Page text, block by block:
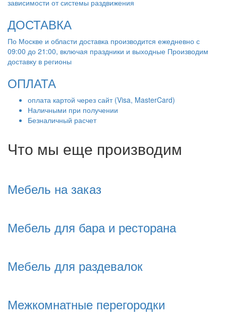
зависимости от системы раздвижения
ДОСТАВКА
По Москве и области доставка производится ежедневно с
09:00 до 21:00, включая праздники и выходные Производим
доставку в регионы
ОПЛАТА
оплата картой через сайт (Visa, MasterCard)
Наличными при получении
Безналичный расчет
Что мы еще производим
Мебель на заказ
Мебель для бара и ресторана
Мебель для раздевалок
Межкомнатные перегородки